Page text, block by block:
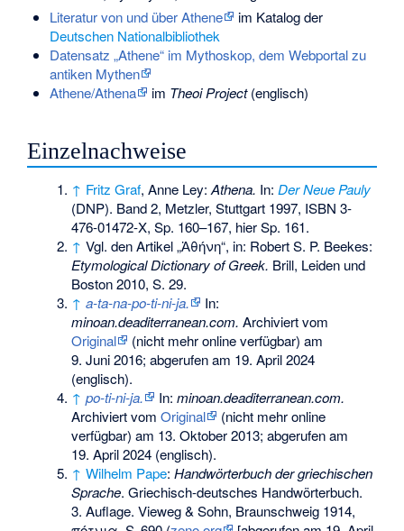
Literatur von und über Athene
im Katalog der
Deutschen Nationalbibliothek
Datensatz „Athene“ im Mythoskop, dem Webportal zu
antiken Mythen
Athene/Athena
im Theoi Project(englisch)
Einzelnachweise
↑ Fritz Graf, Anne Ley:Athena. In:Der Neue Pauly
(DNP). Band 2, Metzler, Stuttgart 1997, ISBN 3-
476-01472-X, Sp. 160–167, hier Sp. 161.
↑ Vgl. den Artikel „Ἀθήνη“, in: Robert S. P. Beekes:
Etymological Dictionary of Greek. Brill, Leiden und
Boston 2010, S. 29.
↑ a-ta-na-po-ti-ni-ja.
In:
minoan.deaditerranean.com. Archiviert vom
Original
(nicht mehr online verfügbar) am
9. Juni 2016; abgerufen am 19. April 2024
(englisch).
↑ po-ti-ni-ja. In:minoan.deaditerranean.com.
Archiviert vomOriginal
(nicht mehr online
verfügbar) am 13. Oktober 2013; abgerufen am
19. April 2024 (englisch).
↑ Wilhelm Pape:Handwörterbuch der griechischen
Sprache. Griechisch-deutsches Handwörterbuch.
3. Auflage. Vieweg & Sohn, Braunschweig 1914,